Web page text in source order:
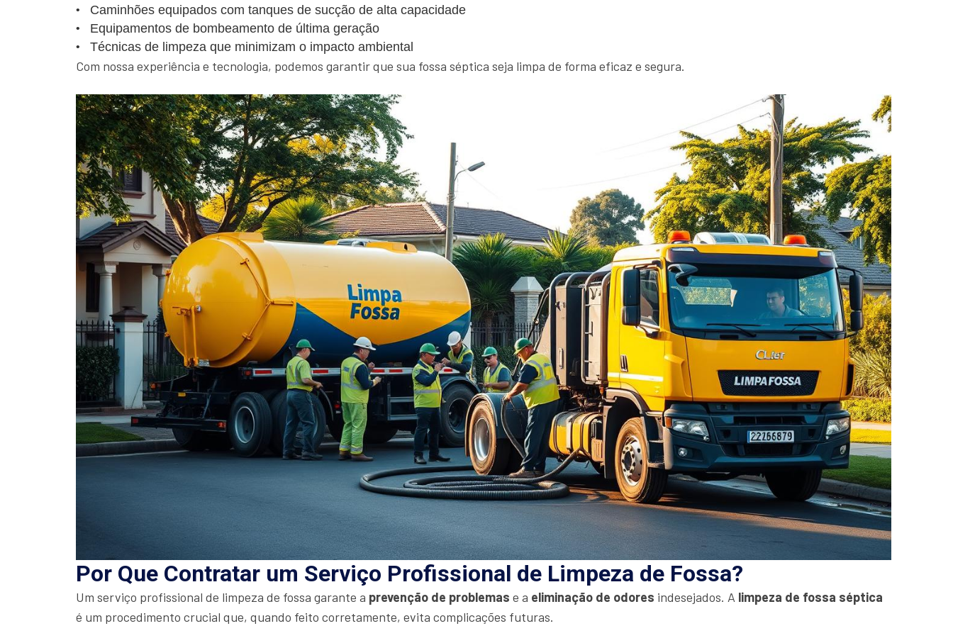
Caminhões equipados com tanques de sucção de alta capacidade
Equipamentos de bombeamento de última geração
Técnicas de limpeza que minimizam o impacto ambiental
Com nossa experiência e tecnologia, podemos garantir que sua fossa séptica seja limpa de forma eficaz e segura.
Por Que Contratar um Serviço Profissional de Limpeza de Fossa?
Um serviço profissional de limpeza de fossa garante a prevenção de problemas e a eliminação de odores indesejados. A limpeza de fossa séptica
é um procedimento crucial que, quando feito corretamente, evita complicações futuras.